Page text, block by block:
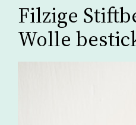
Filzige
Wolle